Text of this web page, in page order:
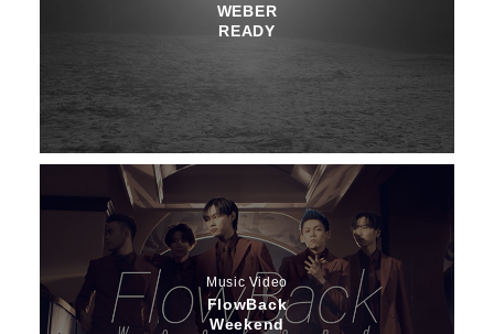
WEBER
READY
Music Video
FlowBack
Weekend